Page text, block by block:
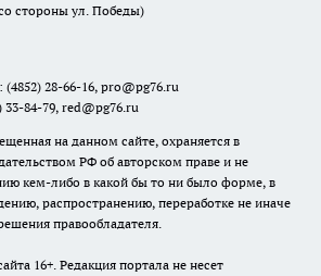
стороны ул. Победы)
(4852) 28-66-16, pro@pg76.ru
33-84-79, red@pg76.ru
на данном сайте, охраняется в
РФ об авторском праве и не
кем-либо в какой бы то ни было форме, в
распространению, переработке не иначе
правообладателя.
16+. Редакция портала не несет